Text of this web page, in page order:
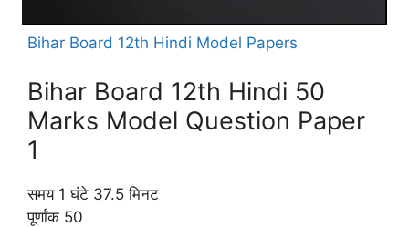
Bihar Board 12th Hindi Model Papers
Bihar Board 12th Hindi 50
Marks Model Question Paper
1
समय 1 घंटे 37.5 मिनट
पूर्णांक 50